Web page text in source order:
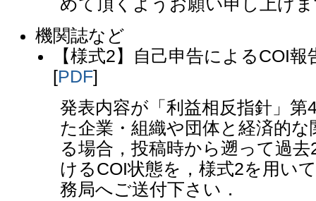
めて頂くようお願い申し上げ
機関誌など
【様式2】自己申告によるCOI報
[PDF]
発表内容が「利益相反指針」第
た企業・組織や団体と経済的
る場合，投稿時から遡って過
けるCOI状態を，様式2を用い
務局へご送付下さい．